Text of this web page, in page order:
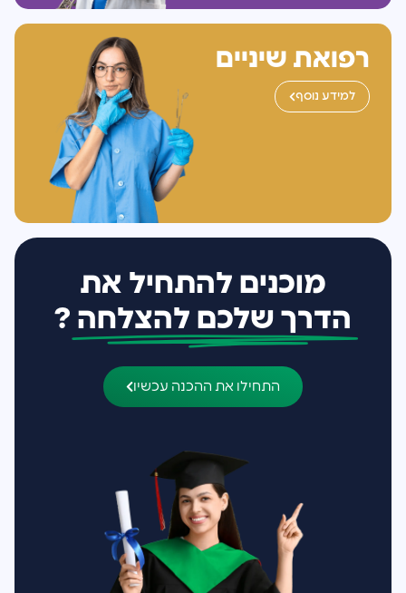
רפואת שיניים
למידע נוסף
מוכנים להתחיל את
הדרך שלכם להצלחה ?
התחילו את ההכנה עכשיו